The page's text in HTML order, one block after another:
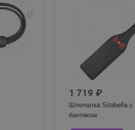
1 719 ₽
Шлепалка Sitabella с
бантиком